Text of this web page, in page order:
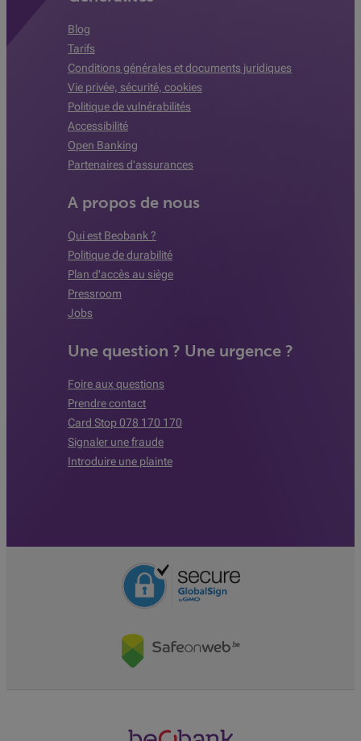
Blog
Tarifs
Conditions générales et documents juridiques
Vie privée, sécurité, cookies
Politique de vulnérabilités
Accessibilité
Open Banking
Partenaires d'assurances
A propos de nous
Qui est Beobank ?
Politique de durabilité
Plan d'accès au siège
Pressroom
Jobs
Une question ? Une urgence ?
Foire aux questions
Prendre contact
Card Stop 078 170 170
Signaler une fraude
Introduire une plainte